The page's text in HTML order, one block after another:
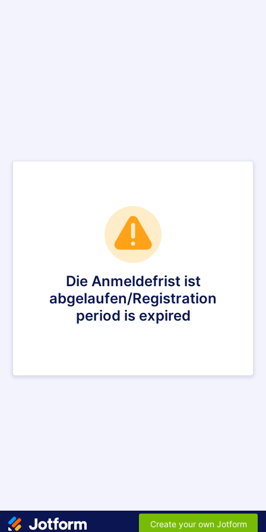
Die Anmeldefrist ist
abgelaufen/Registration
period is expired
Create your own Jotform